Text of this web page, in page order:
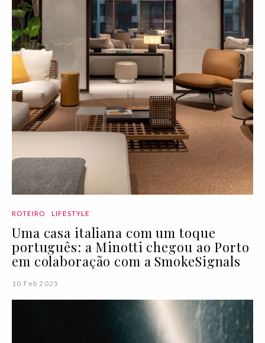
ROTEIRO LIFESTYLE
Uma casa italiana com um toque
português: a Minotti chegou ao Porto
em colaboração com a SmokeSignals
10 Feb 2025